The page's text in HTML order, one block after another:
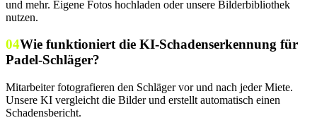
und mehr. Eigene Fotos hochladen oder unsere Bilderbibliothek
nutzen.
04Wie funktioniert die KI-Schadenserkennung für
Padel-Schläger?
Mitarbeiter fotografieren den Schläger vor und nach jeder Miete.
Unsere KI vergleicht die Bilder und erstellt automatisch einen
Schadensbericht.